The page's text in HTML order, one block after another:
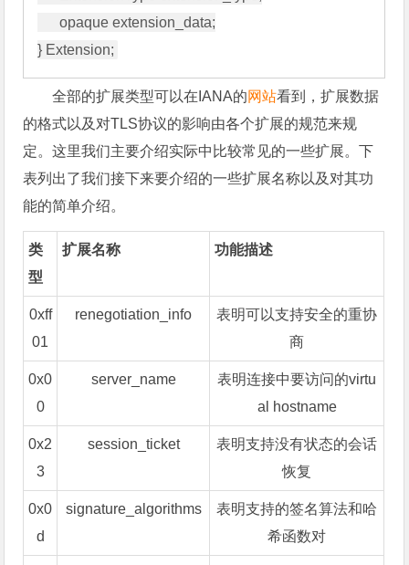
      opaque extension_data;
全部的扩展类型可以在IANA的网站看到，扩展数据
的格式以及对TLS协议的影响由各个扩展的规范来规
定。这里我们主要介绍实际中比较常见的一些扩展。下
表列出了我们接下来要介绍的一些扩展名称以及对其功
能的简单介绍。
类
型
扩展名称 功能描述
0xff
01
renegotiation_info
表明可以支持安全的重协
商
0x0
0
server_name
表明连接中要访问的virtu
al hostname
0x2
3
session_ticket
表明支持没有状态的会话
恢复
0x0
d
signature_algorithms
表明支持的签名算法和哈
希函数对